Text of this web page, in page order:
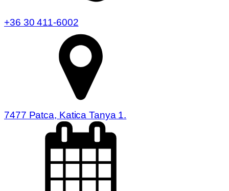
+36 30 411-6002
7477 Patca, Katica Tanya 1.